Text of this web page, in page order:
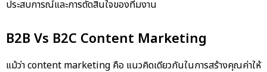
ประสบการณ์และการตัดสินใจของทีมงาน
B2B Vs B2C Content Marketing
แม้ว่า content marketing คือ แนวคิดเดียวกันในการสร้างคุณค่าให้